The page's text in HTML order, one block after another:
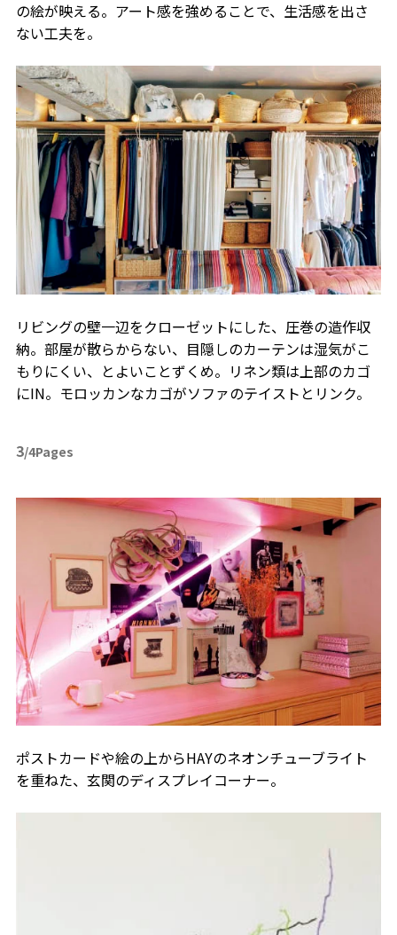
の絵が映える。アート感を強めることで、生活感を出さ
ない工夫を。
リビングの壁一辺をクローゼットにした、圧巻の造作収
納。部屋が散らからない、目隠しのカーテンは湿気がこ
もりにくい、とよいことずくめ。リネン類は上部のカゴ
にIN。モロッカンなカゴがソファのテイストとリンク。
3/4Pages
ポストカードや絵の上からHAYのネオンチューブライト
を重ねた、玄関のディスプレイコーナー。